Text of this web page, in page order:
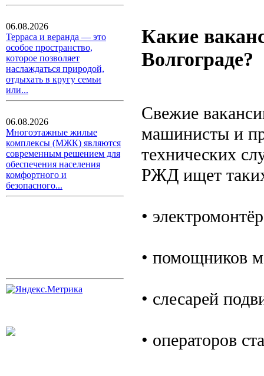
06.08.2026
Терраса и веранда — это
особое пространство,
которое позволяет
наслаждаться природой,
отдыхать в кругу семьи
или...
06.08.2026
Многоэтажные жилые
комплексы (МЖК) являются
современным решением для
обеспечения населения
комфортного и
безопасного...
Какие
Волгограде?
Свежие
машинисты и
технических
РЖД ищет
•
• помощников
• слесарей
• операторов